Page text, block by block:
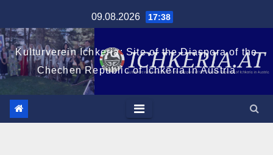
к
содержимому
09.08.2026 17:38
Kulturverein Ichkeria: Site of the Diaspora of the
Chechen Republic of Ichkeria in Austria